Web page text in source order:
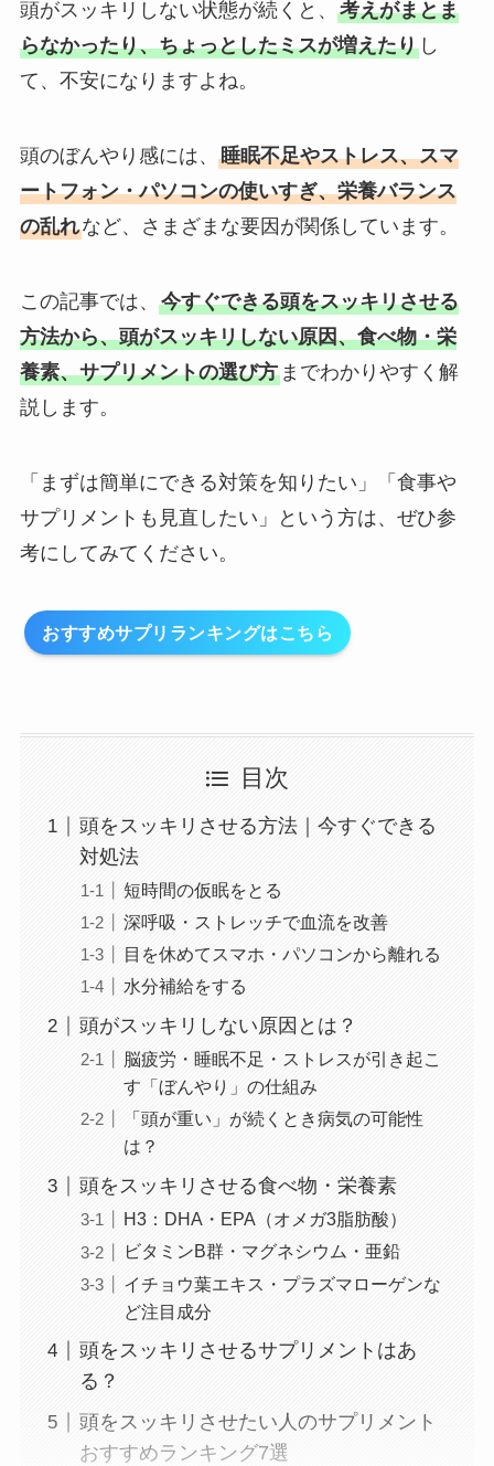
頭がスッキリしない状態が続くと、 考えがまとま
らなかったり、ちょっとしたミスが増えたりし
て、不安になりますよね。
頭のぼんやり感には、 睡眠不足やストレス、スマ
ートフォン・パソコンの使いすぎ、栄養バランス
の乱れなど、さまざまな要因が関係しています。
この記事では、 今すぐできる頭をスッキリさせる
方法から、頭がスッキリしない原因、食べ物・栄
養素、サプリメントの選び方までわかりやすく解
説します。
「まずは簡単にできる対策を知りたい」「食事や
サプリメントも見直したい」という方は、ぜひ参
考にしてみてください。
おすすめサプリランキングはこちら
目次
頭をスッキリさせる方法｜今すぐできる
対処法
短時間の仮眠をとる
深呼吸・ストレッチで血流を改善
目を休めてスマホ・パソコンから離れる
水分補給をする
頭がスッキリしない原因とは？
脳疲労・睡眠不足・ストレスが引き起こ
す「ぼんやり」の仕組み
「頭が重い」が続くとき病気の可能性
は？
頭をスッキリさせる食べ物・栄養素
H3：DHA・EPA（オメガ3脂肪酸）
ビタミンB群・マグネシウム・亜鉛
イチョウ葉エキス・プラズマローゲンな
ど注目成分
頭をスッキリさせるサプリメントはあ
る？
頭をスッキリさせたい人のサプリメント
おすすめランキング7選